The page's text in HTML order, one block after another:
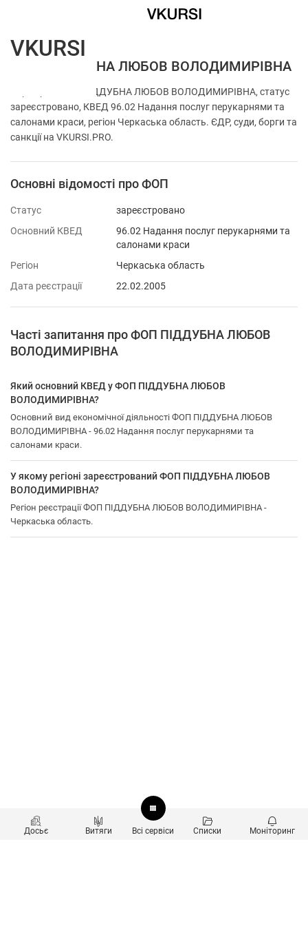
ФОП ПІДДУБНА ЛЮБОВ ВОЛОДИМИРІВНА
Перевірка ФОП ПІДДУБНА ЛЮБОВ ВОЛОДИМИРІВНА, статус
зареєстровано, КВЕД 96.02 Надання послуг перукарнями та
салонами краси, регіон Черкаська область. ЄДР, суди, борги та
санкції на VKURSI.PRO.
Основні відомості про ФОП
Статус
зареєстровано
Основний КВЕД
96.02 Надання послуг перукарнями та
салонами краси
Регіон
Черкаська область
Дата реєстрації
22.02.2005
Часті запитання про ФОП ПІДДУБНА ЛЮБОВ
ВОЛОДИМИРІВНА
Який основний КВЕД у ФОП ПІДДУБНА ЛЮБОВ
ВОЛОДИМИРІВНА?
Основний вид економічної діяльності ФОП ПІДДУБНА ЛЮБОВ
ВОЛОДИМИРІВНА - 96.02 Надання послуг перукарнями та
салонами краси.
У якому регіоні зареєстрований ФОП ПІДДУБНА ЛЮБОВ
ВОЛОДИМИРІВНА?
Регіон реєстрації ФОП ПІДДУБНА ЛЮБОВ ВОЛОДИМИРІВНА -
Черкаська область.
Досьє Витяги Всі сервіси Списки Моніторинг
VKURSI